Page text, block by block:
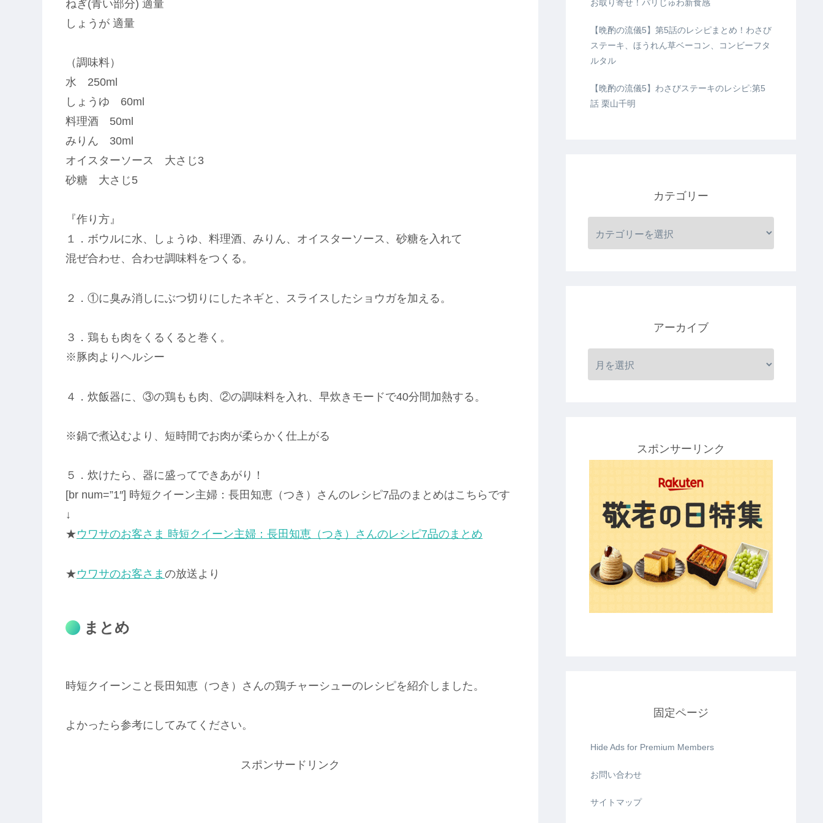
ねぎ(青い部分) 適量
しょうが 適量
（調味料）
水 250ml
しょうゆ 60ml
料理酒 50ml
みりん 30ml
オイスターソース 大さじ3
砂糖 大さじ5
『作り方』
１．ボウルに水、しょうゆ、料理酒、みりん、オイスターソース、砂糖を入れて
混ぜ合わせ、合わせ調味料をつくる。
２．①に臭み消しにぶつ切りにしたネギと、スライスしたショウガを加える。
３．鶏もも肉をくるくると巻く。
※豚肉よりヘルシー
４．炊飯器に、③の鶏もも肉、②の調味料を入れ、早炊きモードで40分間加熱する。
※鍋で煮込むより、短時間でお肉が柔らかく仕上がる
５．炊けたら、器に盛ってできあがり！
[br num=”1″] 時短クイーン主婦：長田知恵（つき）さんのレシピ7品のまとめはこちらです
↓
★ウワサのお客さま 時短クイーン主婦：長田知恵（つき）さんのレシピ7品のまとめ
★ウワサのお客さま の放送より
まとめ
時短クイーンこと長田知恵（つき）さんの鶏チャーシューのレシピを紹介しました。
よかったら参考にしてみてください。
スポンサードリンク
お取り寄せ！パリじゅわ新食感
【晩酌の流儀5】第5話のレシピまとめ！わさび
ステーキ、ほうれん草ベーコン、コンビーフタ
ルタル
【晩酌の流儀5】わさびステーキのレシピ:第5
話 栗山千明
カテゴリー
アーカイブ
スポンサーリンク
固定ページ
Hide Ads for Premium Members
お問い合わせ
サイトマップ